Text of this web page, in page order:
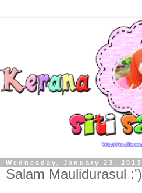
Wednesday, January 23, 2013
Salam Maulidurasul :')